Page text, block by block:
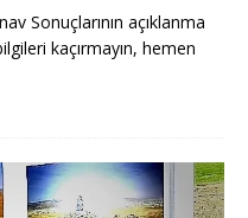
Sonuçlarının açıklanma
kaçırmayın, hemen